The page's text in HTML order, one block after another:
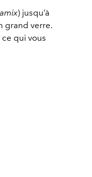
) jusqu’à
grand verre.
qui vous